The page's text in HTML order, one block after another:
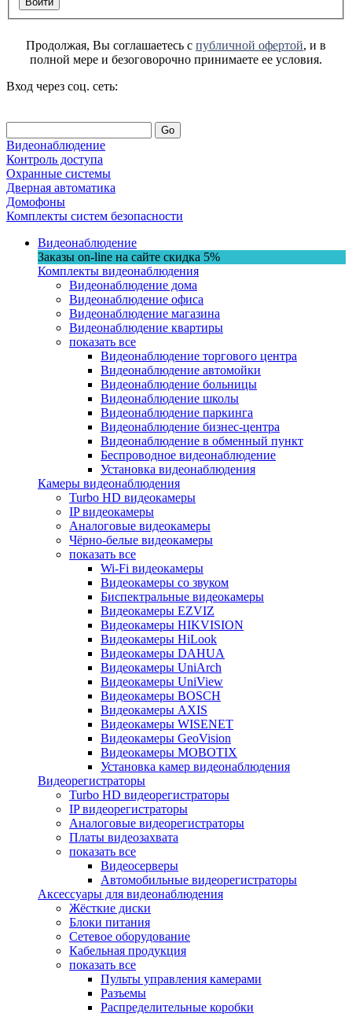
Продолжая, Вы соглашаетесь с публичной офертой, и в
полной мере и безоговорочно принимаете ее условия.
Вход через соц. сеть:
Go
Видеонаблюдение
Контроль доступа
Охранные системы
Дверная автоматика
Домофоны
Комплекты систем безопасности
Видеонаблюдение
Заказы on-line на сaйте скидка 5%
Комплекты видеонаблюдения
Видеонаблюдение дома
Видеонаблюдение офиса
Видеонаблюдение магазина
Видеонаблюдение квартиры
показать все
Видеонаблюдение торгового центра
Видеонаблюдение автомойки
Видеонаблюдение больницы
Видеонаблюдение школы
Видеонаблюдение паркинга
Видеонаблюдение бизнес-центра
Видеонаблюдение в обменный пункт
Беспроводное видеонаблюдение
Установка видеонаблюдения
Камеры видеонаблюдения
Turbo HD видеокамеры
IP видеокамеры
Аналоговые видеокамеры
Чёрно-белые видеокамеры
показать все
Wi-Fi видеокамеры
Видеокамеры со звуком
Биспектральные видеокамеры
Видеокамеры EZVIZ
Видеокамеры HIKVISION
Видеокамеры HiLook
Видеокамеры DAHUA
Видеокамеры UniArch
Видеокамеры UniView
Видеокамеры BOSCH
Видеокамеры AXIS
Видеокамеры WISENET
Видеокамеры GeoVision
Видеокамеры MOBOTIX
Установка камер видеонаблюдения
Видеорегистраторы
Turbo HD видеорегистраторы
IP видеорегистраторы
Аналоговые видеорегистраторы
Платы видеозахвата
показать все
Видеосерверы
Автомобильные видеорегистраторы
Аксессуары для видеонаблюдения
Жёсткие диски
Блоки питания
Сетевое оборудование
Кабельная продукция
показать все
Пульты управления камерами
Разъемы
Распределительные коробки